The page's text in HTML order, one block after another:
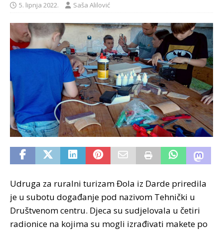
5. lipnja 2022. Saša Alilović
Udruga za ruralni turizam Đola iz Darde priredila
je u subotu događanje pod nazivom Tehnički u
Društvenom centru. Djeca su sudjelovala u četiri
radionice na kojima su mogli izrađivati makete po